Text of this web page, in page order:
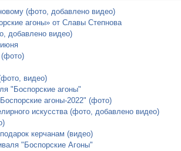
(фото, добавлено видео)
агоны» от Славы Степнова
добавлено видео)
видео)
"Боспорские агоны"
агоны-2022" (фото)
искусства (фото, добавлено видео)
керчанам (видео)
"Боспорские Агоны"